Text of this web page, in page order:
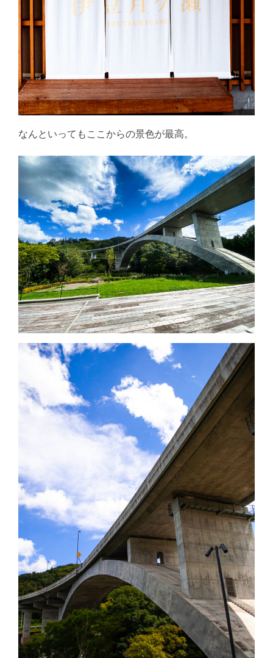
なんといってもここからの景色が最高。